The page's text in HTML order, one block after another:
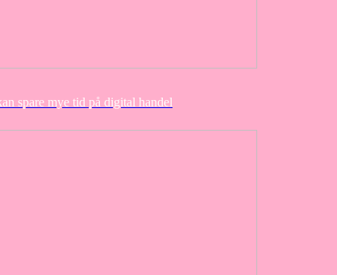
spare mye tid på digital handel